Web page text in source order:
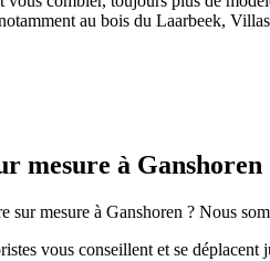
au bois du Laarbeek,
mesure à Ganshoren
sur mesure à Ganshoren ? Nous
vous conseillent et se déplacent